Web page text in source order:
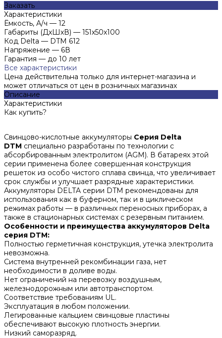
Заказать
Характеристики
Ёмкость, А/ч — 12
Габариты (ДхШхВ) — 151х50х100
Код Delta — DTM 612
Напряжение — 6В
Гарантия — до 10 лет
Все характеристики
Цена действительна только для интернет-магазина и
может отличаться от цен в розничных магазинах
Описание
Характеристики
Как купить?
Свинцово-кислотные аккумуляторы Серия Delta
DTM специально разработаны по технологии с
абсорбированным электролитом (AGM). В батареях этой
серии применена более совершенная конструкция
решеток из особо чистого сплава свинца, что увеличивает
срок службы и улучшает разрядные характеристики.
Аккумуляторы DELTA серии DTM рекомендованы для
использования как в буферном, так и в циклическом
режимах работы — в различных переносных приборах, а
также в стационарных системах с резервным питанием.
Особенности и преимущества аккумуляторов Delta
серия DTM:
Полностью герметичная конструкция, утечка электролита
невозможна.
Система внутренней рекомбинации газа, нет
необходимости в доливе воды.
Нет ограничений на перевозку воздушным,
железнодорожным или автотранспортом.
Соответствие требованиям UL.
Эксплуатация в любом положении.
Легированные кальцием свинцовые пластины
обеспечивают высокую плотность энергии.
Низкий саморазряд.